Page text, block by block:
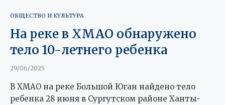
ОБЩЕСТВО И КУЛЬТУРА
На реке в ХМАО обнаружено
тело 10-летнего ребенка
29/06/2025
В ХМАО на реке Большой Юган найдено тело
ребенка 28 июня в Сургутском районе Ханты-